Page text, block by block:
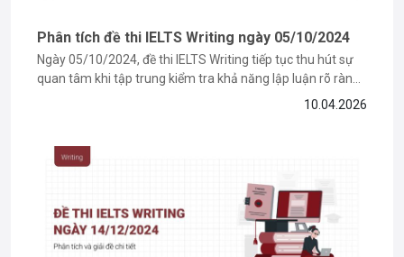
Phân tích đề thi IELTS Writing ngày 05/10/2024
Ngày 05/10/2024, đề thi IELTS Writing tiếp tục thu hút sự
quan tâm khi tập trung kiểm tra khả năng lập luận rõ ràng
và phát triển ý logic của thí sinh. Với những bạn đang trong
10.04.2026